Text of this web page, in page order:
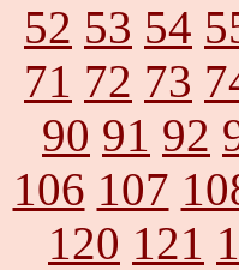
52 53 54
71 72 73
90 91 92
106 107
120 121